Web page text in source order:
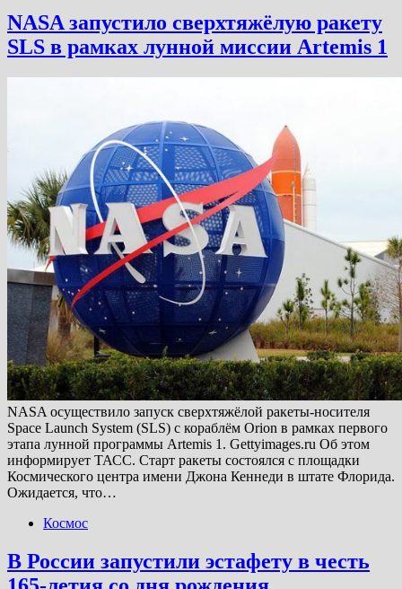
NASA запустило сверхтяжёлую ракету
SLS в рамках лунной миссии Artemis 1
NASA осуществило запуск сверхтяжёлой ракеты-носителя
Space Launch System (SLS) с кораблём Orion в рамках первого
этапа лунной программы Artemis 1. Gettyimages.ru Об этом
информирует ТАСС. Старт ракеты состоялся с площадки
Космического центра имени Джона Кеннеди в штате Флорида.
Ожидается, что…
Космос
В России запустили эстафету в честь